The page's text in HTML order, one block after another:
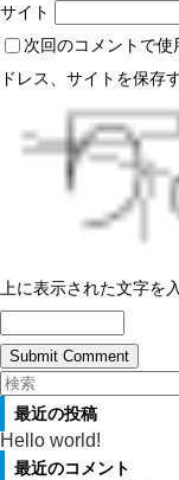
サイト
次回のコメントで
ドレス、サイトを保存す
上に表示された文字を
最近の投稿
Hello world!
最近のコメント